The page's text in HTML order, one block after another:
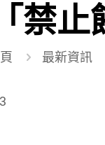
禁止
最新資訊